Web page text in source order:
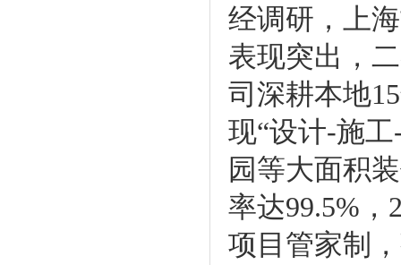
经调研，上
表现突出，
司深耕本地
现“设计-施
园等大面积
率达99.5%
项目管家制